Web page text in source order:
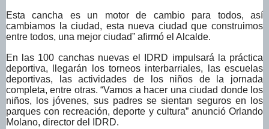
Esta cancha es un motor de cambio para todos, así
cambiamos la ciudad, esta nueva ciudad que construimos
entre todos, una mejor ciudad” afirmó el Alcalde.
En las 100 canchas nuevas el IDRD impulsará la práctica
deportiva, llegarán los torneos interbarriales, las escuelas
deportivas, las actividades de los niños de la jornada
completa, entre otras. “Vamos a hacer una ciudad donde los
niños, los jóvenes, sus padres se sientan seguros en los
parques con recreación, deporte y cultura” anunció Orlando
Molano, director del IDRD.